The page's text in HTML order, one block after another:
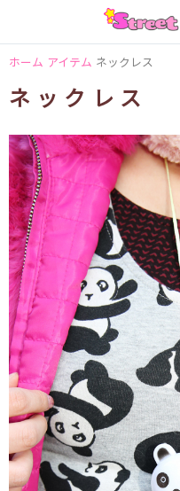
ホーム アイテム ネックレス
ネックレス